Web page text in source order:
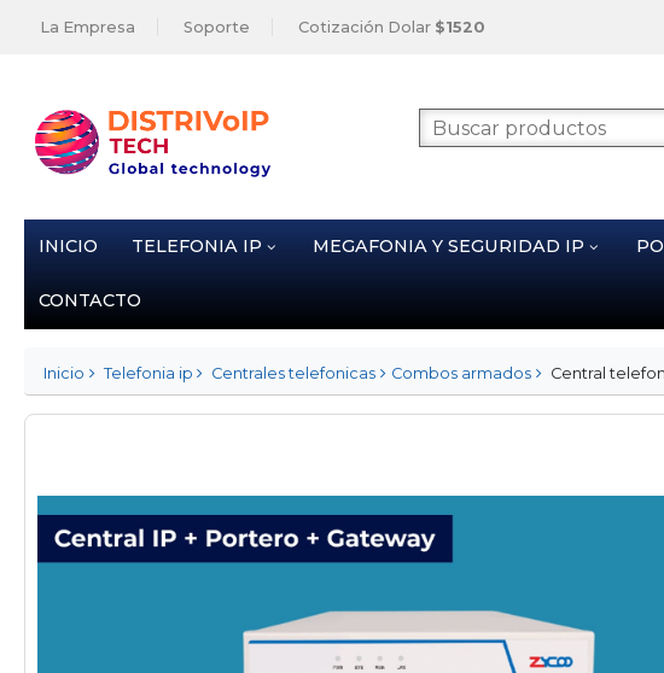
La Empresa Soporte Cotización Dolar $1520
INICIO TELEFONIA IP MEGAFONIA Y SEGURIDAD IP
CONTACTO
Inicio Telefonia ip Centrales telefonicas Combos armados Central